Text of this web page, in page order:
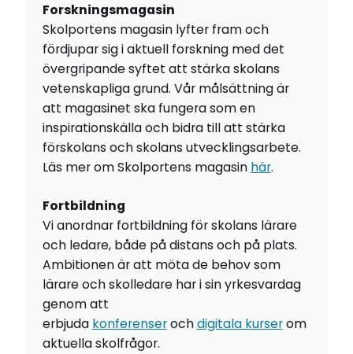
Forskningsmagasin
Skolportens magasin lyfter fram och
fördjupar sig i aktuell forskning med det
övergripande syftet att stärka skolans
vetenskapliga grund. Vår målsättning är
att magasinet ska fungera som en
inspirationskälla och bidra till att stärka
förskolans och skolans utvecklingsarbete.
Läs mer om Skolportens magasin här.
Fortbildning
Vi anordnar fortbildning för skolans lärare
och ledare, både på distans och på plats.
Ambitionen är att möta de behov som
lärare och skolledare har i sin yrkesvardag
genom att
erbjuda konferenserochdigitala kurserom
aktuella skolfrågor.